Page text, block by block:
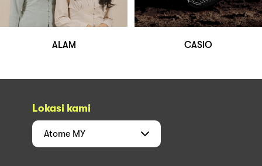
ALAM CASIO
Lokasi kami
Atome MY